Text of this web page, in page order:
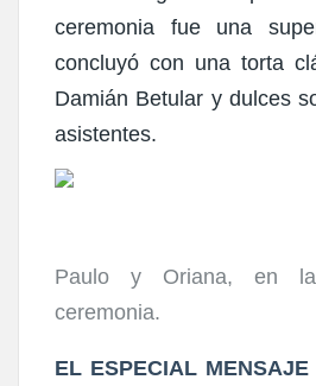
ceremonia fue una
concluyó con una torta
Damián Betular y dulces
asistentes.
Paulo y Oriana, en
ceremonia.
EL ESPECIAL MENSAJE